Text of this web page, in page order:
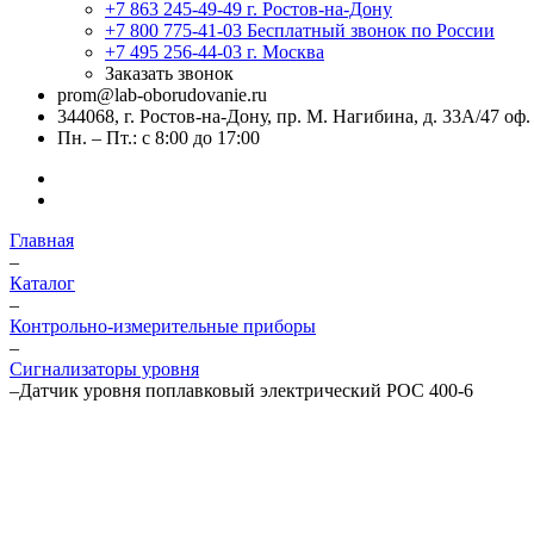
+7 863 245-49-49 г. Ростов-на-Дону
+7 800 775-41-03 Бесплатный звонок по России
+7 495 256-44-03 г. Москва
Заказать звонок
prom@lab-oborudovanie.ru
344068, г. Ростов-на-Дону, пр. М. Нагибина, д. 33А/47 оф.
Пн. – Пт.: с 8:00 до 17:00
Главная
–
Каталог
–
Контрольно-измерительные приборы
–
Сигнализаторы уровня
–Датчик уровня поплавковый электрический РОС 400-6